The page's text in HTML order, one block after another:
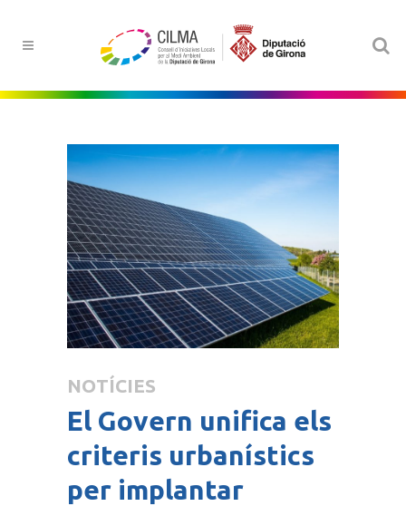
NOTÍCIES
El Govern unifica els
criteris urbanístics
per implantar